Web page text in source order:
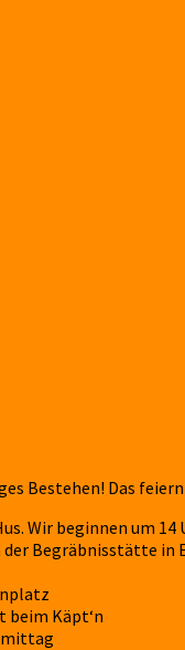
Bestehen! Das
Wir beginnen um
Begräbnisstätte in
beim Käpt‘n